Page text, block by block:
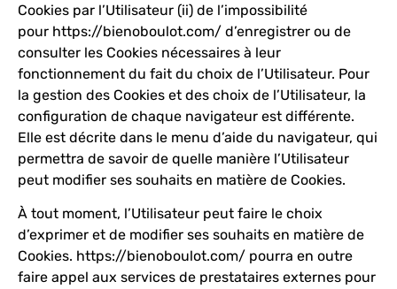
Cookies par l’Utilisateur (ii) de l’impossibilité
pour https://bienoboulot.com/ d’enregistrer ou de
consulter les Cookies nécessaires à leur
fonctionnement du fait du choix de l’Utilisateur. Pour
la gestion des Cookies et des choix de l’Utilisateur, la
configuration de chaque navigateur est différente.
Elle est décrite dans le menu d’aide du navigateur, qui
permettra de savoir de quelle manière l’Utilisateur
peut modifier ses souhaits en matière de Cookies.
À tout moment, l’Utilisateur peut faire le choix
d’exprimer et de modifier ses souhaits en matière de
Cookies. https://bienoboulot.com/ pourra en outre
faire appel aux services de prestataires externes pour